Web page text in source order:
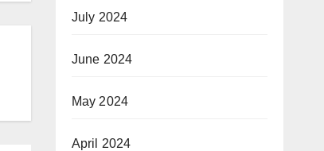
July 2024
June 2024
May 2024
April 2024